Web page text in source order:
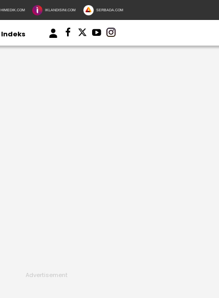
HIMEDIK.COM IKLANDISINI.COM SERBADA.COM
Indeks